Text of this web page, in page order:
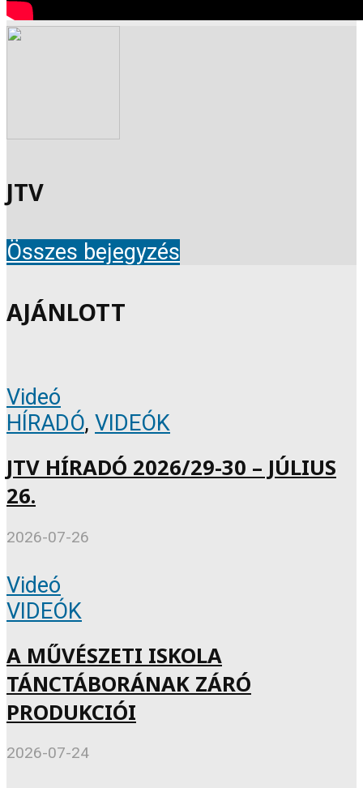
JTV
Összes bejegyzés
AJÁNLOTT
Videó
HÍRADÓ, VIDEÓK
JTV HÍRADÓ 2026/29-30 – JÚLIUS
26.
2026-07-26
Videó
VIDEÓK
A MŰVÉSZETI ISKOLA
TÁNCTÁBORÁNAK ZÁRÓ
PRODUKCIÓI
2026-07-24